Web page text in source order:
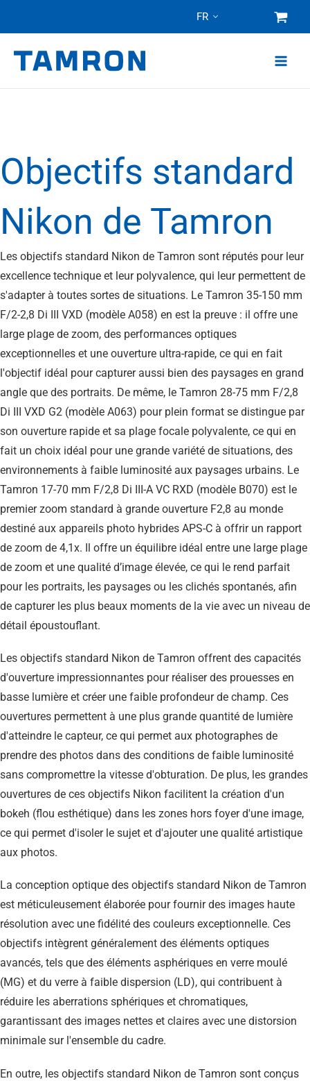
content
FR
Objectifs standard
Nikon de Tamron
Les objectifs standard Nikon de Tamron sont réputés pour leur
excellence technique et leur polyvalence, qui leur permettent de
s'adapter à toutes sortes de situations. Le Tamron 35-150 mm
F/2-2,8 Di III VXD (modèle A058) en est la preuve : il offre une
large plage de zoom, des performances optiques
exceptionnelles et une ouverture ultra-rapide, ce qui en fait
l'objectif idéal pour capturer aussi bien des paysages en grand
angle que des portraits. De même, le Tamron 28-75 mm F/2,8
Di III VXD G2 (modèle A063) pour plein format se distingue par
son ouverture rapide et sa plage focale polyvalente, ce qui en
fait un choix idéal pour une grande variété de situations, des
environnements à faible luminosité aux paysages urbains. Le
Tamron 17-70 mm F/2,8 Di III-A VC RXD (modèle B070) est le
premier zoom standard à grande ouverture F2,8 au monde
destiné aux appareils photo hybrides APS-C à offrir un rapport
de zoom de 4,1x. Il offre un équilibre idéal entre une large plage
de zoom et une qualité d’image élevée, ce qui le rend parfait
pour les portraits, les paysages ou les clichés spontanés, afin
de capturer les plus beaux moments de la vie avec un niveau de
détail époustouflant.
Les objectifs standard Nikon de Tamron offrent des capacités
d'ouverture impressionnantes pour réaliser des prouesses en
basse lumière et créer une faible profondeur de champ. Ces
ouvertures permettent à une plus grande quantité de lumière
d'atteindre le capteur, ce qui permet aux photographes de
prendre des photos dans des conditions de faible luminosité
sans compromettre la vitesse d'obturation. De plus, les grandes
ouvertures de ces objectifs Nikon facilitent la création d'un
bokeh (flou esthétique) dans les zones hors foyer d'une image,
ce qui permet d'isoler le sujet et d'ajouter une qualité artistique
aux photos.
La conception optique des objectifs standard Nikon de Tamron
est méticuleusement élaborée pour fournir des images haute
résolution avec une fidélité des couleurs exceptionnelle. Ces
objectifs intègrent généralement des éléments optiques
avancés, tels que des éléments asphériques en verre moulé
(MG) et du verre à faible dispersion (LD), qui contribuent à
réduire les aberrations sphériques et chromatiques,
garantissant des images nettes et claires avec une distorsion
minimale sur l'ensemble du cadre.
En outre, les objectifs standard Nikon de Tamron sont conçus